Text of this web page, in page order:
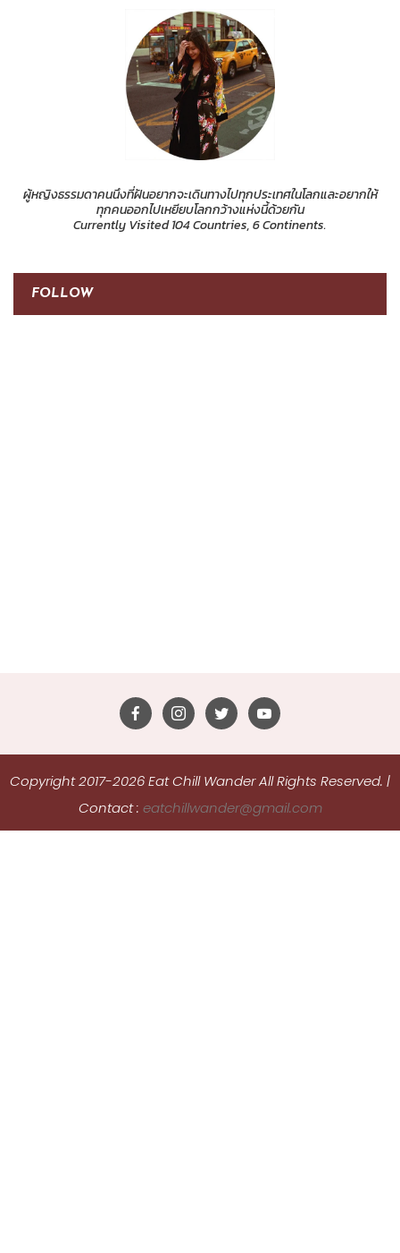
ผู้หญิงธรรมดาคนนึงที่ฝันอยากจะเดินทางไปทุกประเทศในโลกและอยากให้
ทุกคนออกไปเหยียบโลกกว้างแห่งนี้ด้วยกัน
Currently Visited 104 Countries, 6 Continents.
FOLLOW
Copyright 2017-2026 Eat Chill Wander All Rights Reserved. |
Contact : eatchillwander@gmail.com